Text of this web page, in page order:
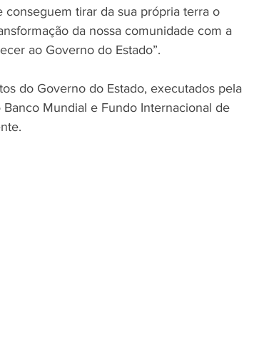
conseguem tirar da sua própria terra o
da nossa comunidade com a
ao Governo do Estado”.
do Governo do Estado, executados pela
Mundial e Fundo Internacional de